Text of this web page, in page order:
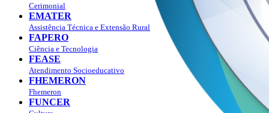
Cerimonial
EMATER
Assistência Técnica e Extensão Rural
FAPERO
Ciência e Tecnologia
FEASE
Atendimento Socioeducativo
FHEMERON
Fhemeron
FUNCER